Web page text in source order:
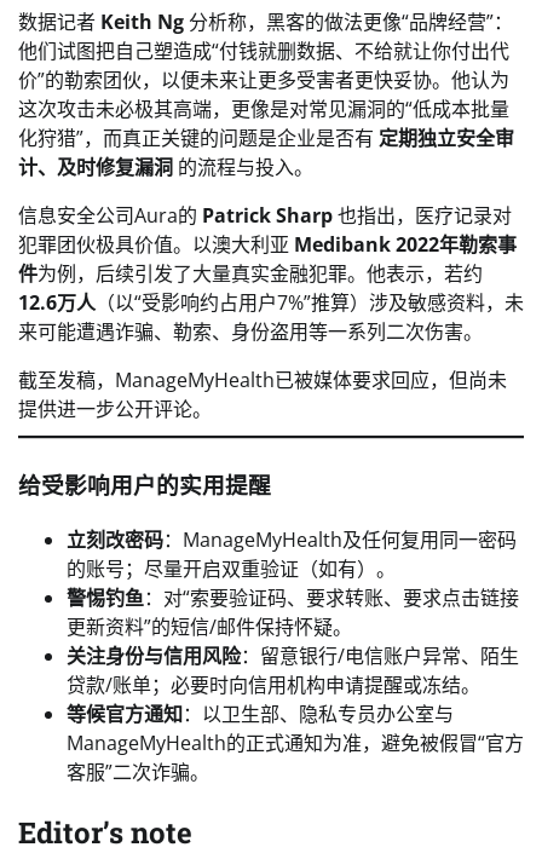
数据记者 Keith Ng 分析称，黑客的做法更像“品牌经营”：
他们试图把自己塑造成“付钱就删数据、不给就让你付出代
价”的勒索团伙，以便未来让更多受害者更快妥协。他认为
这次攻击未必极其高端，更像是对常见漏洞的“低成本批量
化狩猎”，而真正关键的问题是企业是否有 定期独立安全审
计、及时修复漏洞 的流程与投入。
信息安全公司Aura的 Patrick Sharp也指出，医疗记录对
犯罪团伙极具价值。以澳大利亚 Medibank 2022年勒索事
件为例，后续引发了大量真实金融犯罪。他表示，若约
12.6万人（以“受影响约占用户7%”推算）涉及敏感资料，未
来可能遭遇诈骗、勒索、身份盗用等一系列二次伤害。
截至发稿，ManageMyHealth已被媒体要求回应，但尚未
提供进一步公开评论。
给受影响用户的实用提醒
立刻改密码：ManageMyHealth及任何复用同一密码
的账号；尽量开启双重验证（如有）。
警惕钓鱼：对“索要验证码、要求转账、要求点击链接
更新资料”的短信/邮件保持怀疑。
关注身份与信用风险：留意银行/电信账户异常、陌生
贷款/账单；必要时向信用机构申请提醒或冻结。
等候官方通知：以卫生部、隐私专员办公室与
ManageMyHealth的正式通知为准，避免被假冒“官方
客服”二次诈骗。
Editor’s note